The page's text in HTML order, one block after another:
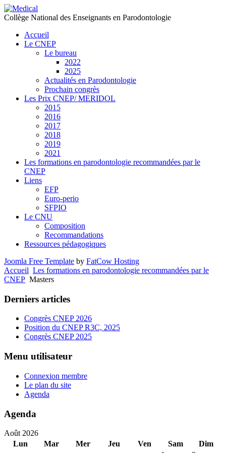
Collège National des Enseignants en Parodontologie
Accueil
Le CNEP
Le bureau
2022
2025
Actualités en Parodontologie
Prochain congrès
Les Prix CNEP/ MERIDOL
2015
2016
2017
2018
2019
2021
Les formations en parodontologie recommandées par le
CNEP
Liens
EFP
Euro-perio
SFPIO
Le CNU
Composition
Recommandations
Ressources pédagogiques
Joomla Free Template by FatCow Hosting
Accueil Les formations en parodontologie recommandées par le
CNEP Masters
Derniers articles
Congrès CNEP 2026
Position du CNEP R3C, 2025
Congrès CNEP 2025
Menu utilisateur
Connexion membre
Le plan du site
Agenda
Agenda
précédente
précédent
suivante
suivant
Août 2026
Lun
Mar Mer Jeu Ven Sam
Dim